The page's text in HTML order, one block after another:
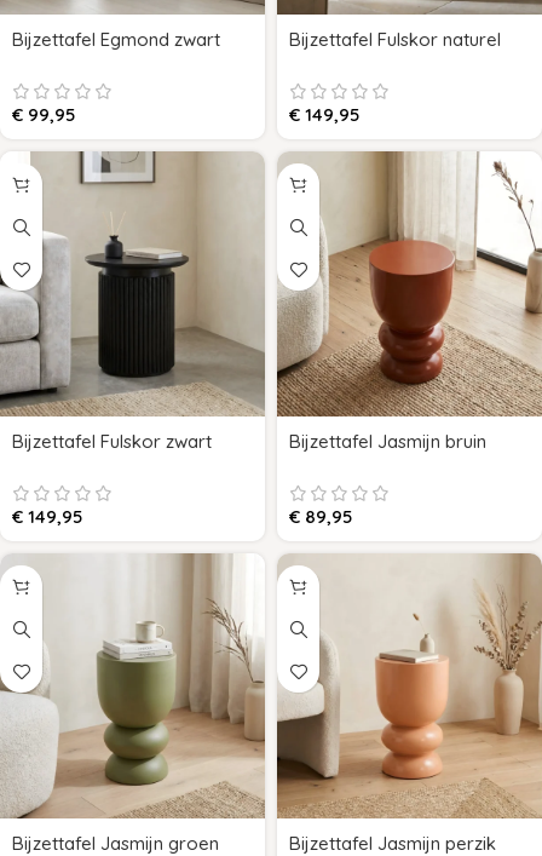
Bijzettafel Egmond zwart
€ 99,95
Bijzettafel Fulskor naturel
€ 149,95
Bijzettafel Fulskor zwart
€ 149,95
Bijzettafel Jasmijn bruin
€ 89,95
Bijzettafel Jasmijn groen Bijzettafel Jasmijn perzik